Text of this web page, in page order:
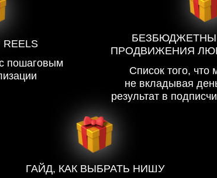
ГАЙД, КАК ВЫБРАТЬ НИШУ
ПРОДВИЖЕНИЯ
Список того, что
не вкладывая
результат в
пошаговым